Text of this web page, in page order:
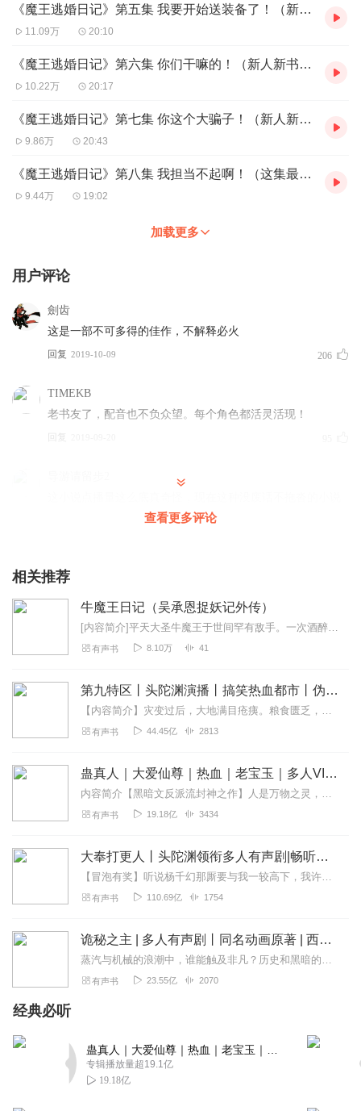
《魔王逃婚日记》第五集 我要开始送装备了！（新书慢热，越来越精彩）
11.09万 20:10
《魔王逃婚日记》第六集 你们干嘛的！（新人新书，从零粉开始，感谢支持）
10.22万 20:17
《魔王逃婚日记》第七集 你这个大骗子！（新人新书，多人有声，追求极致）
9.86万 20:43
《魔王逃婚日记》第八集 我担当不起啊！（这集最精彩，一定要听呀）
9.44万 19:02
加载更多
用户评论
劍齿
这是一部不可多得的佳作，不解释必火
回复 2019-10-09 206
TIMEKB
老书友了，配音也不负众望。每个角色都活灵活现！
回复
太罕见了，节奏感和张小花的小说一样好，播讲和这小说的
那些废话拖剧情主角无脑开挂被动嘲讽四界装逼打脸的小
世主 我有一座恐怖屋女配 魔王逃婚日记！
2020-02-02 81
真的是一部很好的小说，有笑点，但也不是那种低俗的胡扯
的引人发笑。主播也很用心的在播讲，偶尔有一些小失误但
是丝毫不影响整体，整体都是十分完美的。另外，小说的评
可以说是十分亲民了。 在线表白卡莱尔大师，这么好的执事
我也想要一个啊 但是，但是，但是，我唯一的雷点就是——
这个的小伙伴记得绕路
1831039sfdh
到后面会不会变成后宫类的？我可不喜欢后宫类的。我希望
2019-11-13
面条和馒头
超喜欢
清君说
不俗套。近些年听过书中最好的作品之一了。 希望主播团
查看更多评论
相关推荐
牛魔王日记（吴承恩捉妖记外传）
[内容简介]平天大圣牛魔王于世间罕有敌手。一次酒醉，平天恍如走火入魔，与亲如手足的十二方刀枪相见。世人震惊，待李家赶到时，却无任何踪迹。传平天大圣已与十二方同归...
有声书 8.10万 41
第九特区丨头陀渊演播丨搞笑热血都市丨伪戒丨VIP免费多人有声剧
【内容简介】灾变过后，大地满目疮痍。粮食匮乏，资源紧俏，局势混乱……一位从待规划区杀出来的青年，背对着漫天黄沙，孤身来到九区谋生，却不曾想偶然结识三五好友，一念...
有声书 44.45亿 2813
蛊真人｜大爱仙尊｜热血｜老宝玉｜多人VIP免费有声剧
内容简介【黑暗文反派流封神之作】人是万物之灵，蛊是天地真精。一个穿越者不断重生的故事。一个养蛊、炼蛊、用蛊的奇特世界。配音组（男角色）老宝玉旁白...
有声书 19.18亿 3434
大奉打更人丨头陀渊领衔多人有声剧|畅听全集|王鹤棣、田曦薇主演影视剧原著|卖报小郎君
【冒泡有奖】听说杨千幻那厮要与我一较高下，我许七安要开始装叉了！快进入声音播放页戳下方输入框，冒个泡偷偷告诉我，我要用哪些诗词才能胜过他？说得好的，有赏！202...
有声书 110.69亿 1754
诡秘之主 | 多人有声剧丨同名动画原著 | 西幻克苏鲁 | 乌贼作品
蒸汽与机械的浪潮中，谁能触及非凡？历史和黑暗的迷雾里，又是谁在耳语？我从诡秘中醒来，睁眼看见这个世界：枪械，大炮，巨舰，飞空艇，差分机；魔药，占卜，诅咒，倒吊人...
有声书 23.55亿 2070
经典必听
专辑播放量超19.1亿
19.18亿